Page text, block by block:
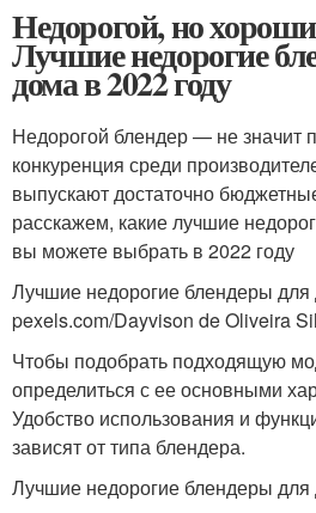
Недорогой, но
Лучшие недорогие
дома в 2022 году
Недорогой блендер — не значит
конкуренция среди
выпускают достаточно
расскажем, какие лучшие
вы можете выбрать в 2022 году
Лучшие недорогие блендеры
pexels.com/Dayvison de Oliveira
Чтобы подобрать подходящую
определиться с ее основными
Удобство использования и
зависят от типа блендера.
Лучшие недорогие блендеры для